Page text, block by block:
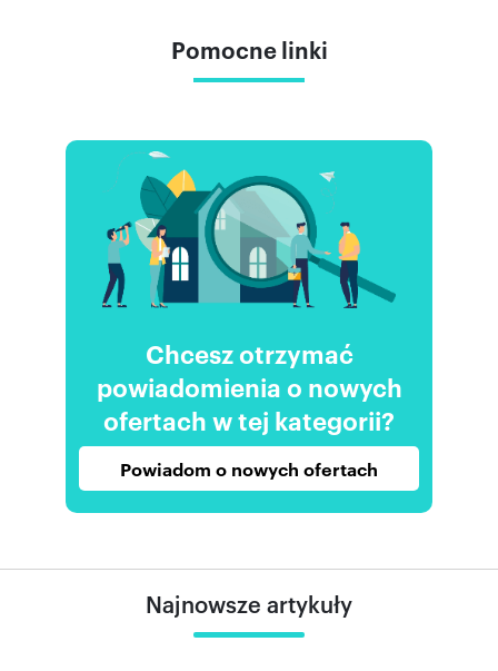
Pomocne linki
Chcesz otrzymać
powiadomienia o nowych
ofertach w tej kategorii?
Powiadom o nowych ofertach
Najnowsze artykuły